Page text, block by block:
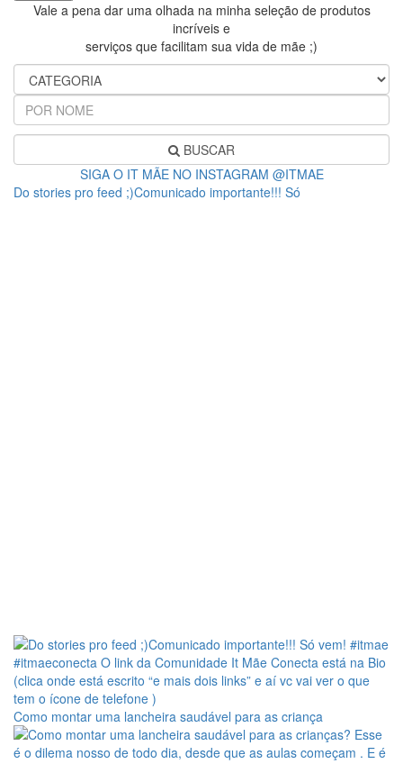
Vale a pena dar uma olhada na minha seleção de produtos
incríveis e
serviços que facilitam sua vida de mãe ;)
BUSCAR
SIGA O IT MÃE NO INSTAGRAM @ITMAE
Do stories pro feed ;)Comunicado importante!!! Só
Como montar uma lancheira saudável para as criança